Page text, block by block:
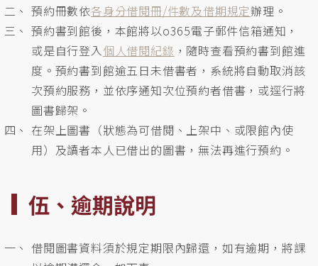
預約冊數依各身分借閱冊/件數及借期規定辦理。
預約書到館後，本館將以o365電子郵件信箱通知，
或是自行登入個人借閱紀錄 ，隨時查看預約書到館進
度。預約書到館逾五日未借書者，系統將自動取消該
次預約服務，並依序通知次位預約者借書，或逕行將
圖書歸架。
在架上圖書（狀態為可借閱、上架中、或限館內使
用）及讀者本人已借出的圖書，無法再進行預約。
伍、逾期說明
借閱圖書資料須於規定期限內歸還，如有逾期，將課